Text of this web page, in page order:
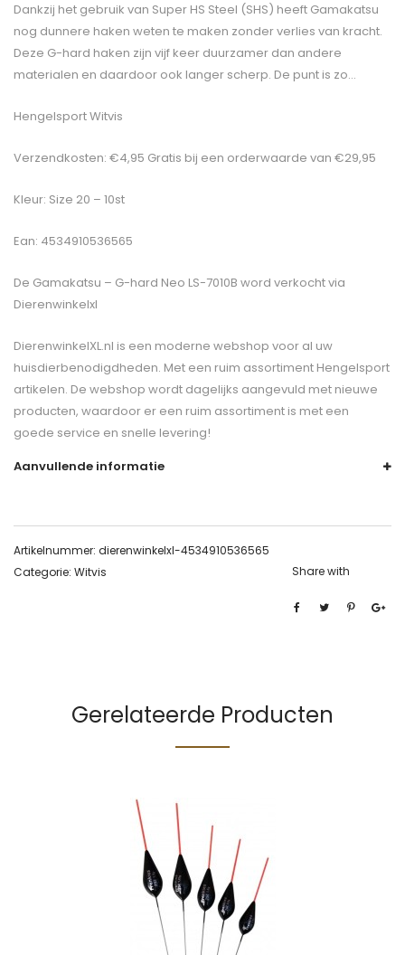
Dankzij het gebruik van Super HS Steel (SHS) heeft Gamakatsu
nog dunnere haken weten te maken zonder verlies van kracht.
Deze G-hard haken zijn vijf keer duurzamer dan andere
materialen en daardoor ook langer scherp. De punt is zo…
Hengelsport Witvis
Verzendkosten: €4,95 Gratis bij een orderwaarde van €29,95
Kleur: Size 20 – 10st
Ean: 4534910536565
De Gamakatsu – G-hard Neo LS-7010B word verkocht via
Dierenwinkelxl
DierenwinkelXL.nl is een moderne webshop voor al uw
huisdierbenodigdheden. Met een ruim assortiment Hengelsport
artikelen. De webshop wordt dagelijks aangevuld met nieuwe
producten, waardoor er een ruim assortiment is met een
goede service en snelle levering!
Aanvullende informatie
Artikelnummer: dierenwinkelxl-4534910536565
Categorie: Witvis Share with
Gerelateerde Producten